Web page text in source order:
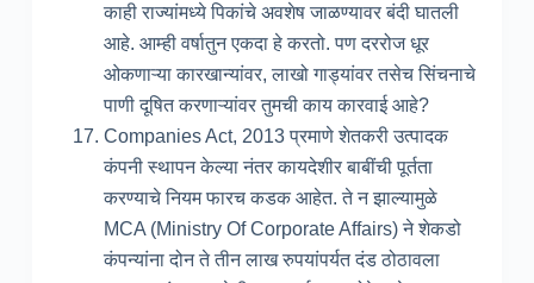
काही राज्यांमध्ये पिकांचे अवशेष जाळण्यावर बंदी घातली
आहे. आम्ही वर्षातुन एकदा हे करतो. पण दररोज धूर
ओकणाऱ्या कारखान्यांवर, लाखो गाड्यांवर तसेच सिंचनाचे
पाणी दूषित करणाऱ्यांवर तुमची काय कारवाई आहे?
Companies Act, 2013 प्रमाणे शेतकरी उत्पादक
कंपनी स्थापन केल्या नंतर कायदेशीर बाबींची पूर्तता
करण्याचे नियम फारच कडक आहेत. ते न झाल्यामुळे
MCA (Ministry Of Corporate Affairs) ने शेकडो
कंपन्यांना दोन ते तीन लाख रुपयांपर्यत दंड ठोठावला